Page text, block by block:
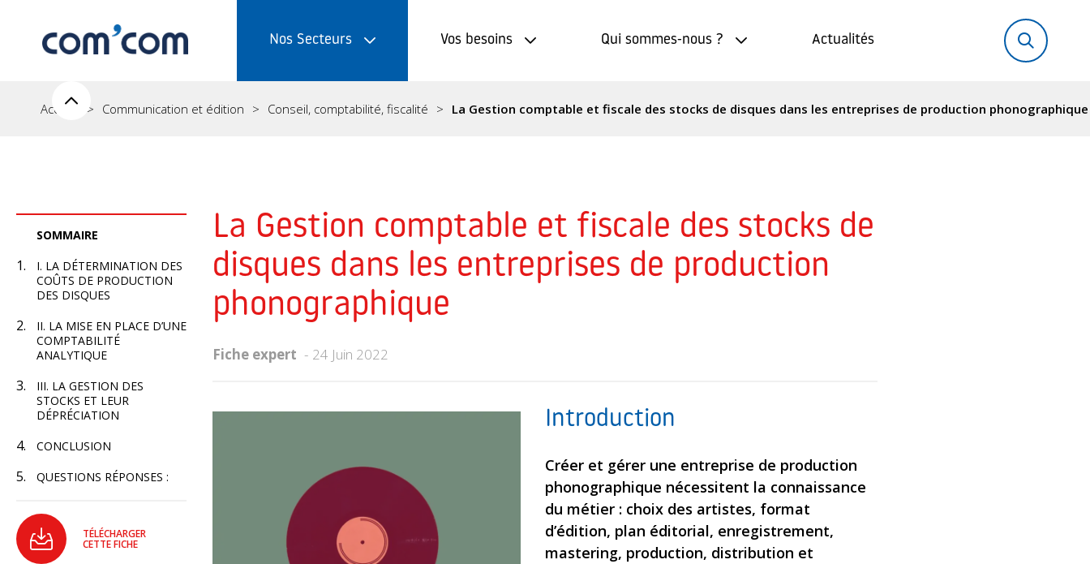
Nos Secteurs Vos besoins Qui sommes-nous ? Actualités
Rechercher:
Accueil Communication et édition Conseil, comptabilité, fiscalité La Gestion comptable et fiscale des stocks de disques dans les entreprises de production phonographique
La Gestion comptable et fiscale des stocks de
disques dans les entreprises de production
phonographique
Fiche expert 24 Juin 2022
SOMMAIRE
I. LA DÉTERMINATION DES
COÛTS DE PRODUCTION
DES DISQUES
II. LA MISE EN PLACE D’UNE
COMPTABILITÉ
ANALYTIQUE
III. LA GESTION DES
STOCKS ET LEUR
DÉPRÉCIATION
CONCLUSION
QUESTIONS RÉPONSES :
TÉLÉCHARGER
CETTE FICHE
Introduction
Créer et gérer une entreprise de production
phonographique nécessitent la connaissance
du métier : choix des artistes, format
d’édition, plan éditorial, enregistrement,
mastering, production, distribution et